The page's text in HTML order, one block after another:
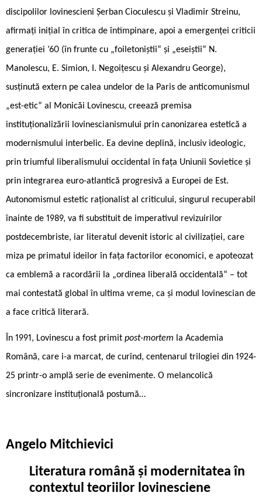
discipolilor lovinescieni Șerban Cioculescu și Vladimir Streinu,
afirmați inițial în critica de întîmpinare, apoi a emergenței criticii
generației ’60 (în frunte cu „foiletoniștii“ și „eseiștii“ N.
Manolescu, E. Simion, I. Negoițescu și Alexandru George),
susținută extern pe calea undelor de la Paris de anticomunismul
„est-etic“ al Monicăi Lovinescu, creează premisa
instituționalizării lovinescianismului prin canonizarea estetică a
modernismului interbelic. Ea devine deplină, inclusiv ideologic,
prin triumful liberalismului occidental în fața Uniunii Sovietice și
prin integrarea euro-atlantică progresivă a Europei de Est.
Autonomismul estetic raționalist al criticului, singurul recuperabil
înainte de 1989, va fi substituit de imperativul revizuirilor
postdecembriste, iar literatul devenit istoric al civilizației, care
miza pe primatul ideilor în fața factorilor economici, e apoteozat
ca emblemă a racordării la „ordinea liberală occidentală“ – tot
mai contestată global în ultima vreme, ca și modul lovinescian de
a face critică literară.
În 1991, Lovinescu a fost primit post-mortem la Academia
Română, care i-a marcat, de curînd, centenarul trilogiei din 1924-
25 printr-o amplă serie de evenimente. O melancolică
sincronizare instituțională postumă…
Angelo Mitchievici
Literatura română și modernitatea în
contextul teoriilor lovinesciene